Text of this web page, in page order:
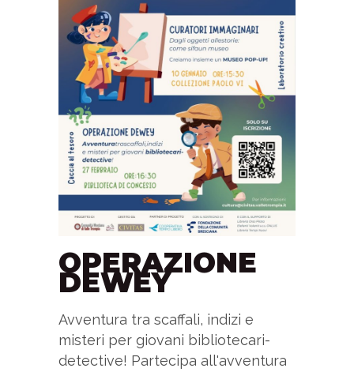
OPERAZIONE
DEWEY
Avventura tra scaffali, indizi e
misteri per giovani bibliotecari-
detective! Partecipa all'avventura